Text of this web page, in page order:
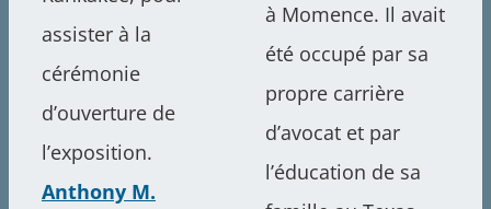
assister à la
cérémonie
d’ouverture de
l’exposition.
Anthony M.
à Momence. Il avait
été occupé par sa
propre carrière
d’avocat et par
l’éducation de sa